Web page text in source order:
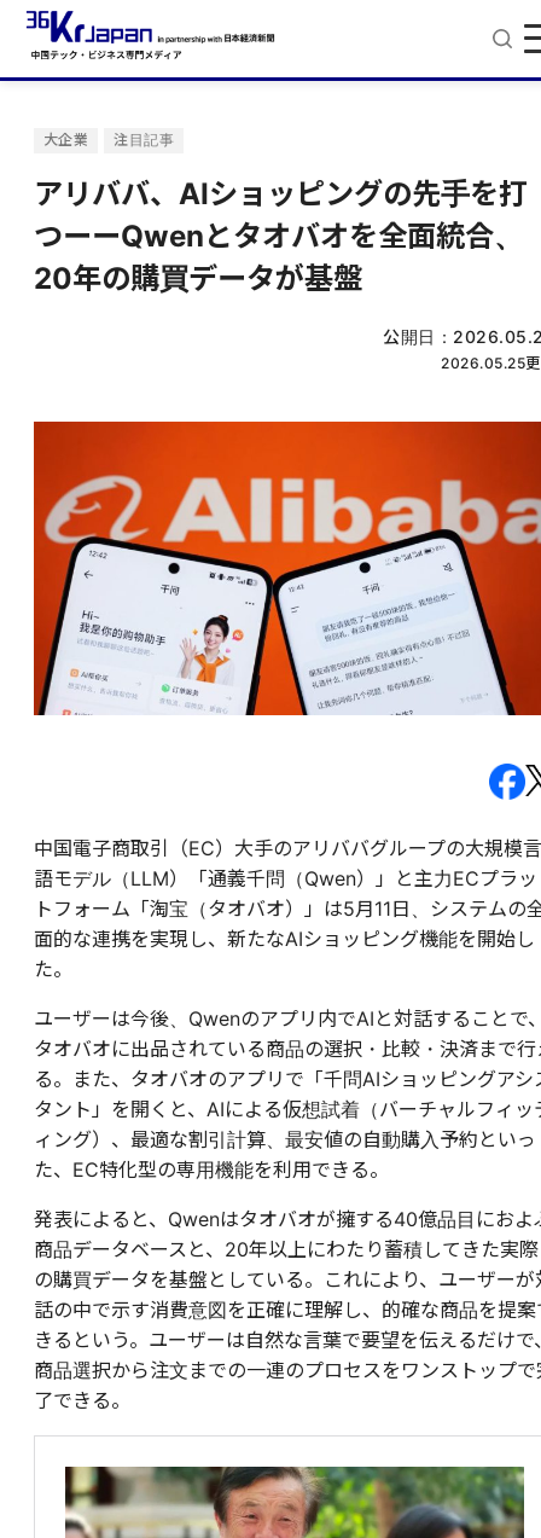
大企業 注目記事
アリババ、AIショッピングの先手を打
つーーQwenとタオバオを全面統合、
20年の購買データが基盤
公開日：
2026.05.25
中国電子商取引（EC）大手のアリババグループの大規模言
語モデル（LLM）「通義千問（Qwen）」と主力ECプラッ
トフォーム「淘宝（タオバオ）」は5月11日、システムの
面的な連携を実現し、新たなAIショッピング機能を開始し
た。
ユーザーは今後、Qwenのアプリ内でAIと対話することで
タオバオに出品されている商品の選択・比較・決済まで行
る。また、タオバオのアプリで「千問AIショッピングアシ
タント」を開くと、AIによる仮想試着（バーチャルフィッ
ィング）、最適な割引計算、最安値の自動購入予約といっ
た、EC特化型の専用機能を利用できる。
発表によると、Qwenはタオバオが擁する40億品目におよ
商品データベースと、20年以上にわたり蓄積してきた実際
の購買データを基盤としている。これにより、ユーザーが
話の中で示す消費意図を正確に理解し、的確な商品を提案
きるという。ユーザーは自然な言葉で要望を伝えるだけで
商品選択から注文までの一連のプロセスをワンストップで
了できる。